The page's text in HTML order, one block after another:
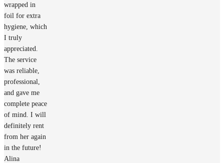
wrapped in
foil for extra
hygiene, which
I truly
appreciated.
The service
was reliable,
professional,
and gave me
complete peace
of mind. I will
definitely rent
from her again
in the future!
Alina